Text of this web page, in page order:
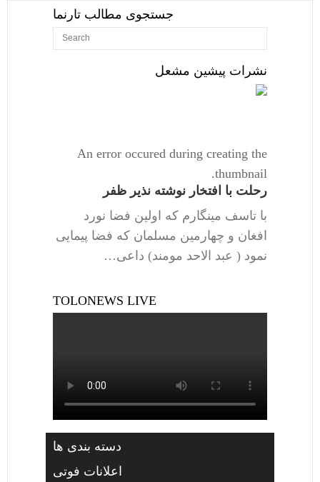
جستجوی مطالب تارنما
نشرات پیشین مشعل
An error occured during creating the
thumbnail.
رحلت با افتخار نوشته نذیر ظفر
با تاسف مینگارم که اولین فضا نورد
افغان و چهارمین مسلمان که فضا پیمایی
نمود ( عبد الاحد مومند) داعی…
TOLONEWS LIVE
دسته بندی ها
اعلانات فوتی